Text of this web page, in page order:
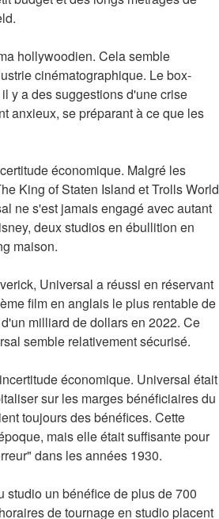
hollywoodien. Cela semble
cinématographique. Le box-
y a des suggestions d'une crise
anxieux, se préparant à ce que les
économique. Malgré les
King of Staten Island et Trolls World
ne s'est jamais engagé avec autant
deux studios en ébullition en
maison.
Universal a réussi en réservant
film en anglais le plus rentable de
milliard de dollars en 2022. Ce
semble relativement sécurisé.
économique. Universal était
sur les marges bénéficiaires du
toujours des bénéfices. Cette
mais elle était suffisante pour
dans les années 1930.
studio un bénéfice de plus de 700
de tournage en studio placent